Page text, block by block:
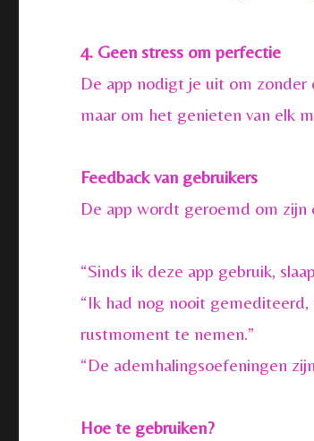
4. Geen stress om perfectie
De app nodigt je uit om
maar om het genieten van elk
Feedback van gebruikers
De app wordt geroemd om
“Sinds ik deze app gebruik,
“Ik had nog nooit
rustmoment te nemen.”
“De ademhalingsoefeningen
Hoe te gebruiken?